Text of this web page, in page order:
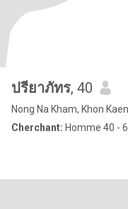
ปรียาภัทร, 40
Nong Na Kham, Khon
Cherchant: Homme 40 -